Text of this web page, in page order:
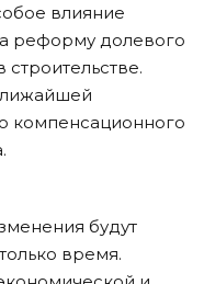
влияние
реформу долевого
компенсационного
будут
время.